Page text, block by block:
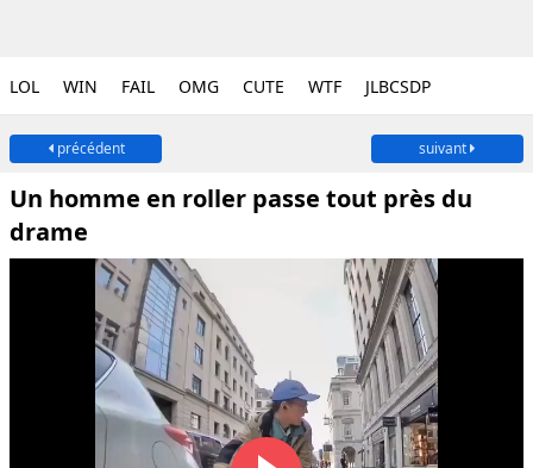
LOL WIN FAIL OMG CUTE WTF JLBCSDP
précédent suivant
Un homme en roller passe tout près du
drame